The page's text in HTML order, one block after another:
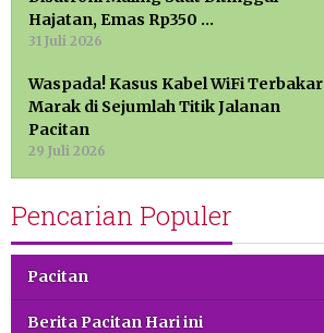
Hajatan, Emas Rp350 …
31 Juli 2026
Waspada! Kasus Kabel WiFi Terbakar
Marak di Sejumlah Titik Jalanan
Pacitan
29 Juli 2026
Pencarian Populer
Pacitan
Berita Pacitan Hari ini